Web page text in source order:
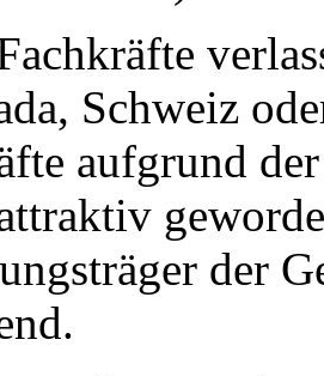
Schweiz
aufgrund
der